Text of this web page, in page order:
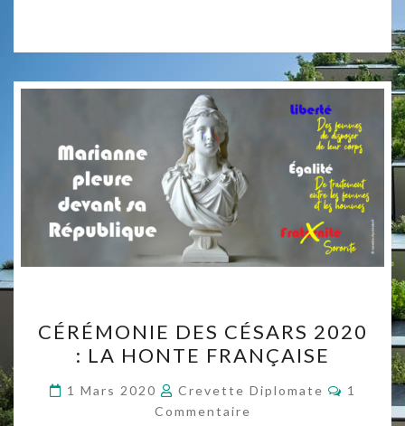
DES
CÉSARS
2020
:
CÉRÉMONIE DES CÉSARS 2020
: LA HONTE FRANÇAISE
1 Mars 2020 Crevette Diplomate
1
Commentaire